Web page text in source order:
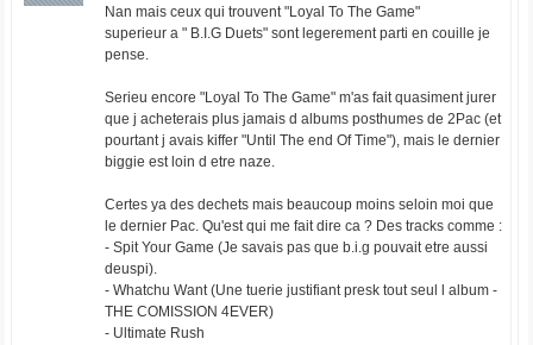
Nan mais ceux qui trouvent "Loyal To The Game"
superieur a " B.I.G Duets" sont legerement parti en couille je
pense.
Serieu encore "Loyal To The Game" m'as fait quasiment jurer
que j acheterais plus jamais d albums posthumes de 2Pac (et
pourtant j avais kiffer "Until The end Of Time"), mais le dernier
biggie est loin d etre naze.
Certes ya des dechets mais beaucoup moins seloin moi que
le dernier Pac. Qu'est qui me fait dire ca ? Des tracks comme :
- Spit Your Game (Je savais pas que b.i.g pouvait etre aussi
deuspi).
- Whatchu Want (Une tuerie justifiant presk tout seul l album -
THE COMISSION 4EVER)
- Ultimate Rush